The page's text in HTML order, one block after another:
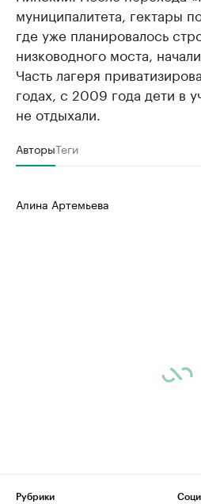
муниципалитета, гектары
где уже планировалось
низководного моста,
Часть лагеря
годах, с 2009 года дети в
не отдыхали.
АвторыТеги
Алина Артемьева
Рубрики